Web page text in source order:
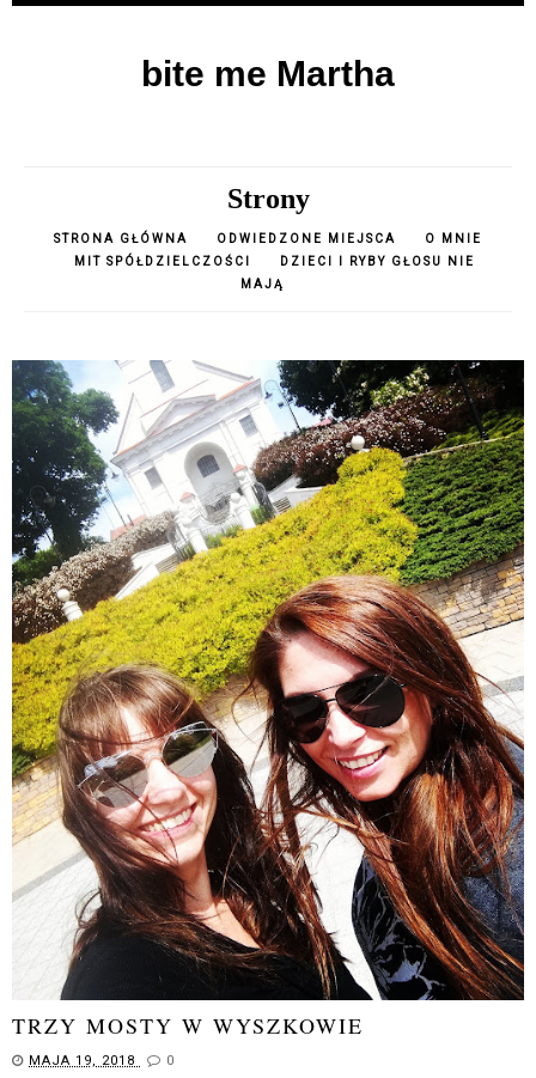
bite me Martha
Strony
STRONA GŁÓWNA ODWIEDZONE MIEJSCA
O MNIE
MIT SPÓŁDZIELCZOŚCI
DZIECI I RYBY GŁOSU NIE
MAJĄ
TRZY MOSTY W WYSZKOWIE
MAJA 19, 2018 0